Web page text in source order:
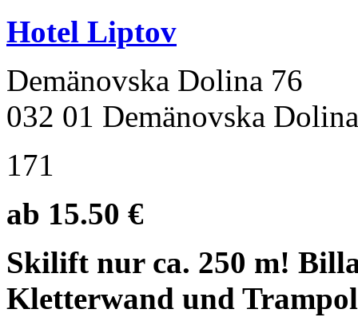
Hotel Liptov
Demänovska Dolina 76
032 01 Demänovska Dolina
171
ab 15.50 €
Skilift nur ca. 250 m!
Kletterwand und